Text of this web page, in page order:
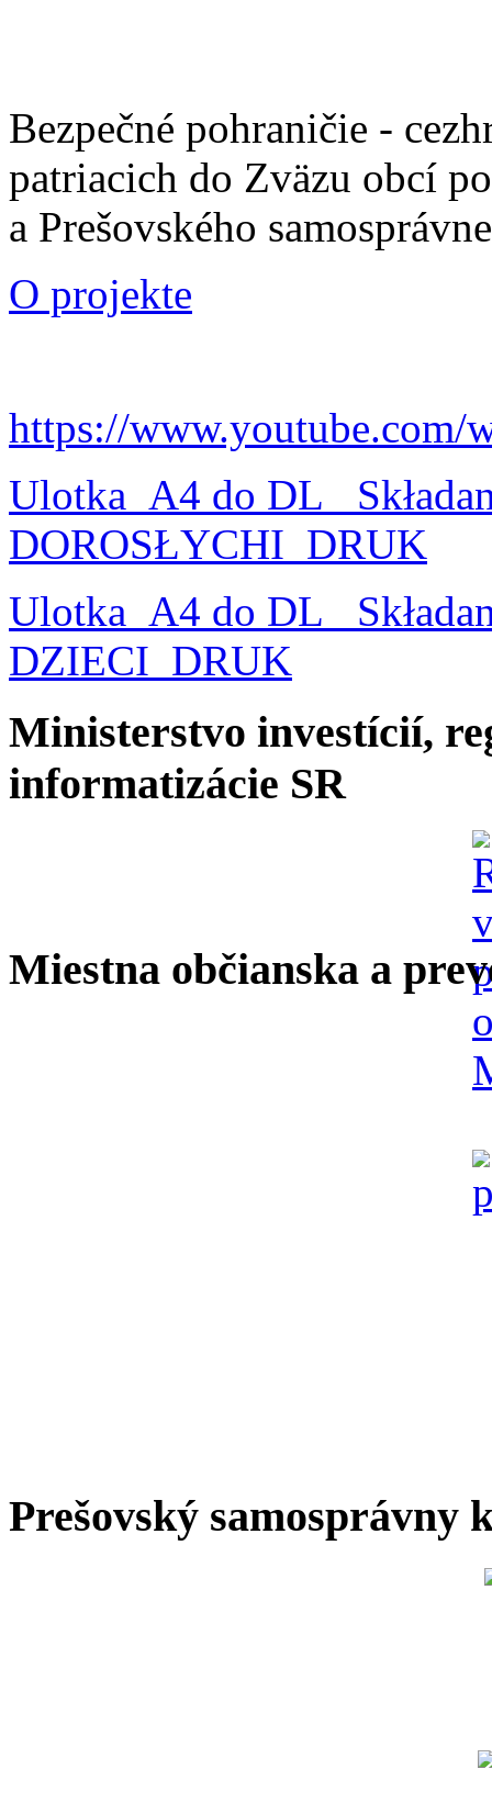
Bezpečné pohraničie -
patriacich do Zväzu obcí
a Prešovského
O projekte
https://www.youtube.com/
Ulotka_A4 do DL_
DOROSŁYCHI_DRUK
Ulotka_A4 do DL_
DZIECI_DRUK
Ministerstvo investícií,
informatizácie SR
Miestna občianska a
Prešovský samosprávny